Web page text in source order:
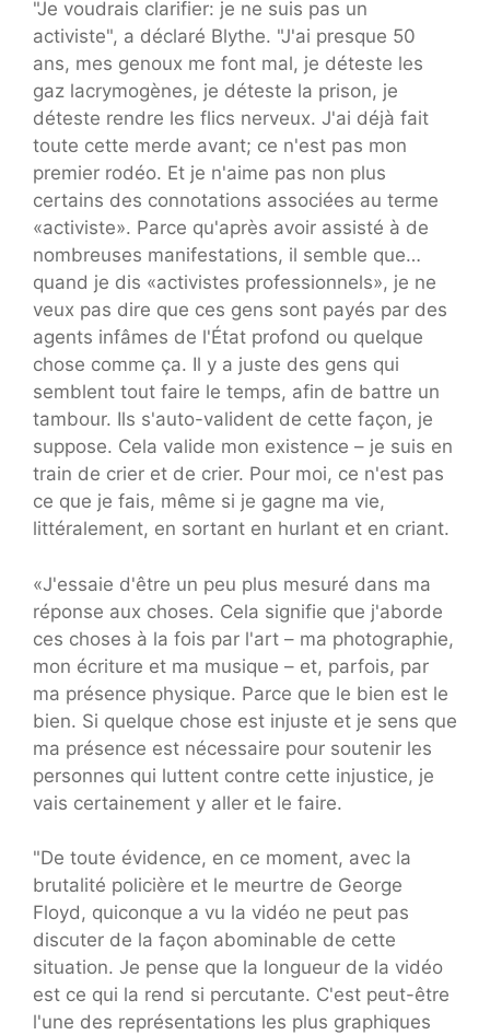
"Je voudrais clarifier: je ne suis pas un
activiste", a déclaré Blythe. "J'ai presque 50
ans, mes genoux me font mal, je déteste les
gaz lacrymogènes, je déteste la prison, je
déteste rendre les flics nerveux. J'ai déjà fait
toute cette merde avant; ce n'est pas mon
premier rodéo. Et je n'aime pas non plus
certains des connotations associées au terme
«activiste». Parce qu'après avoir assisté à de
nombreuses manifestations, il semble que…
quand je dis «activistes professionnels», je ne
veux pas dire que ces gens sont payés par des
agents infâmes de l'État profond ou quelque
chose comme ça. Il y a juste des gens qui
semblent tout faire le temps, afin de battre un
tambour. Ils s'auto-valident de cette façon, je
suppose. Cela valide mon existence – je suis en
train de crier et de crier. Pour moi, ce n'est pas
ce que je fais, même si je gagne ma vie,
littéralement, en sortant en hurlant et en criant.
«J'essaie d'être un peu plus mesuré dans ma
réponse aux choses. Cela signifie que j'aborde
ces choses à la fois par l'art – ma photographie,
mon écriture et ma musique – et, parfois, par
ma présence physique. Parce que le bien est le
bien. Si quelque chose est injuste et je sens que
ma présence est nécessaire pour soutenir les
personnes qui luttent contre cette injustice, je
vais certainement y aller et le faire.
"De toute évidence, en ce moment, avec la
brutalité policière et le meurtre de George
Floyd, quiconque a vu la vidéo ne peut pas
discuter de la façon abominable de cette
situation. Je pense que la longueur de la vidéo
est ce qui la rend si percutante. C'est peut-être
l'une des représentations les plus graphiques